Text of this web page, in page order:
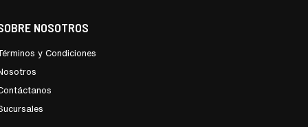
NOSOTROS
y Condiciones